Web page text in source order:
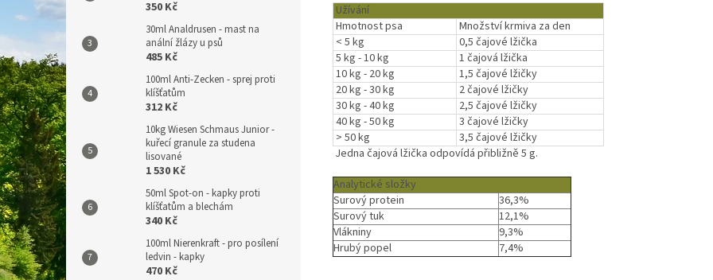
350 Kč
30ml Analdrusen - mast na
anální žlázy u psů
485 Kč
100ml Anti-Zecken - sprej proti
klíšťatům
312 Kč
10kg Wiesen Schmaus Junior -
kuřecí granule za studena
lisované
1 530 Kč
50ml Spot-on - kapky proti
klíšťatům a blechám
340 Kč
100ml Nierenkraft - pro posílení
ledvin - kapky
470 Kč
Užívání
Hmotnost psa
Množství krmiva za den
< 5 kg
0,5 čajové lžička
5 kg - 10 kg
1 čajová lžička
10 kg - 20 kg
1,5 čajové lžičky
20 kg - 30 kg
2 čajové lžičky
30 kg - 40 kg
2,5 čajové lžičky
40 kg - 50 kg
3 čajové lžičky
> 50 kg
3,5 čajové lžičky
Jedna čajová lžička odpovídá přibližně 5 g.
Analytické složky
Surový protein
36,3%
Surový tuk
12,1%
Vlákniny
9,3%
Hrubý popel
7,4%